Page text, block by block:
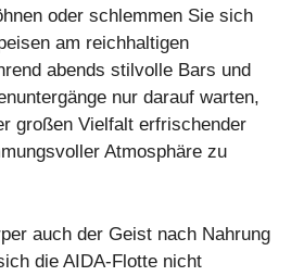
oder schlemmen Sie sich
am reichhaltigen
abends stilvolle Bars und
nur darauf warten,
großen Vielfalt erfrischender
Atmosphäre zu
auch der Geist nach Nahrung
die AIDA-Flotte nicht